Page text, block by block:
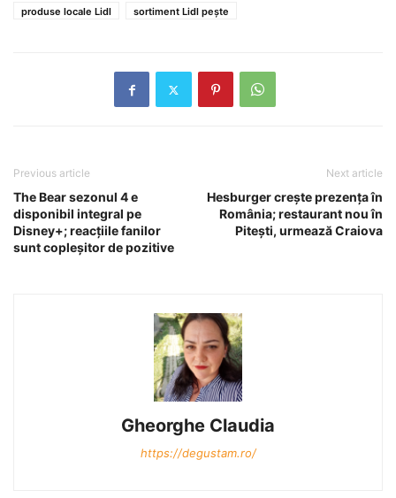
produse locale Lidl sortiment Lidl pește
Previous article
The Bear sezonul 4 e
disponibil integral pe
Disney+; reacțiile fanilor
sunt copleșitor de pozitive
Next article
Hesburger crește prezența în
România; restaurant nou în
Pitești, urmează Craiova
Gheorghe Claudia
https://degustam.ro/